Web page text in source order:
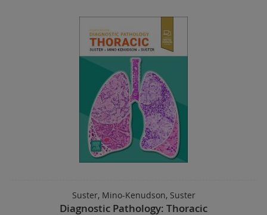
Suster, Mino-Kenudson, Suster
Diagnostic Pathology: Thoracic